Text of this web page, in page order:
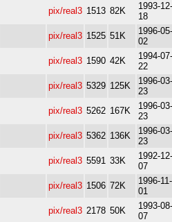
pix/real3 1513 82K
1993-12-
18
pix/real3 1525 51K
1996-05-
02
pix/real3 1590 42K
1994-07-
22
pix/real3 5329 125K
1996-03-
23
pix/real3 5262 167K
1996-03-
23
pix/real3 5362 136K
1996-03-
23
pix/real3 5591 33K
1992-12-
07
pix/real3 1506 72K
1996-11-
01
pix/real3 2178 50K
1993-08-
07